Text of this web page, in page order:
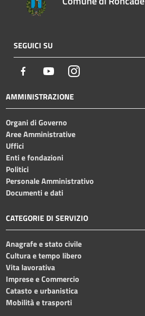
SEGUICI SU
Facebook YoutubeInstagram
AMMINISTRAZIONE
Organi di Governo
Aree Amministrative
Uffici
Enti e fondazioni
Politici
Personale Amministrativo
Documenti e dati
CATEGORIE DI SERVIZIO
Anagrafe e stato civile
Cultura e tempo libero
Vita lavorativa
Imprese e Commercio
Catasto e urbanistica
Mobilità e trasporti